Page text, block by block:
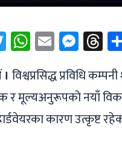
Twitter
WhatsApp
Email
विश्वप्रसिद्ध प्रविधि
र मूल्यअनुरूपको नयाँ
कारण उत्कृष्ट